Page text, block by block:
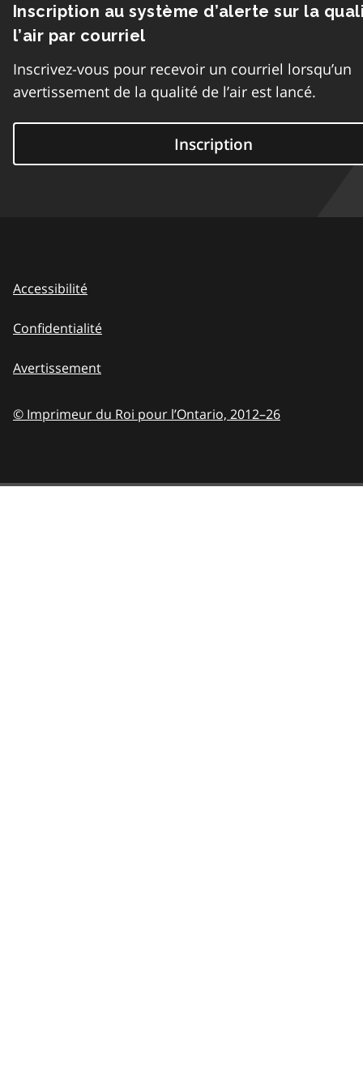
Inscription au système d’alerte sur la
l’air par courriel
Inscrivez-vous pour recevoir un courriel lorsqu’un
avertissement de la qualité de l’air est lancé.
Inscription
Accessibilité
Confidentialité
Avertissement
© Imprimeur du Roi pour l’Ontario, 2012–26